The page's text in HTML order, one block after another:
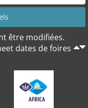
être modifiées.
dates de foires